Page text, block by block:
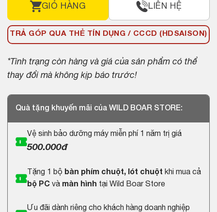
GIỎ HÀNG LIÊN HỆ
TRẢ GÓP QUA THẺ TÍN DỤNG / CCCD (HDSAISON)
*Tình trạng còn hàng và giá của sản phẩm có thể
thay đổi mà không kịp báo trước!
Quà tặng khuyến mãi của WILD BOAR STORE:
Vệ sinh bảo dưỡng máy miễn phí 1 năm trị giá
500.000đ
Tặng 1 bộ bàn phím chuột, lót chuột khi mua cả
bộ PC và màn hình tại Wild Boar Store
Ưu đãi dành riêng cho khách hàng doanh nghiệp